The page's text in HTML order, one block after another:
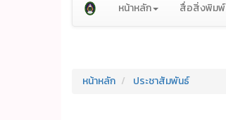
หน้าหลัก สื่อสิ่งพิมพ์
หน้าหลัก ประชาสัมพันธ์